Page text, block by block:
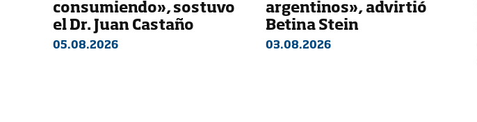
consumiendo», sostuvo
el Dr. Juan Castaño
05.08.2026
argentinos», advirtió
Betina Stein
03.08.2026